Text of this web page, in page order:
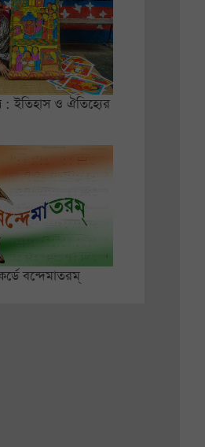
: ইতিহাস ও ঐতিহ্যের
বন্দেমাতরম্